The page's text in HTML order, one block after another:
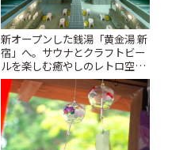
新オープンした銭湯「黄金湯 新
宿」へ。サウナとクラフトビー
ルを楽しむ癒やしのレトロ空間
| ことりっぷ